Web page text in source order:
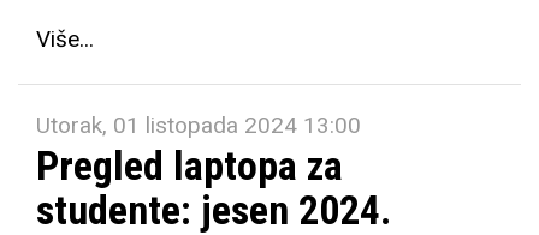
Više...
Utorak, 01 listopada 2024 13:00
Pregled laptopa za
studente: jesen 2024.